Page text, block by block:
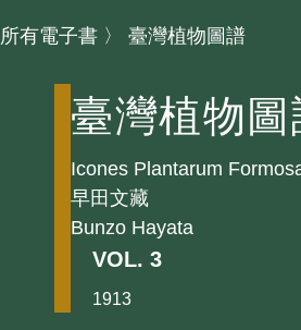
所有電子書 〉 臺灣植物圖譜
臺灣植物圖
Icones Plantarum
早田文藏
Bunzo Hayata
VOL. 3
1913